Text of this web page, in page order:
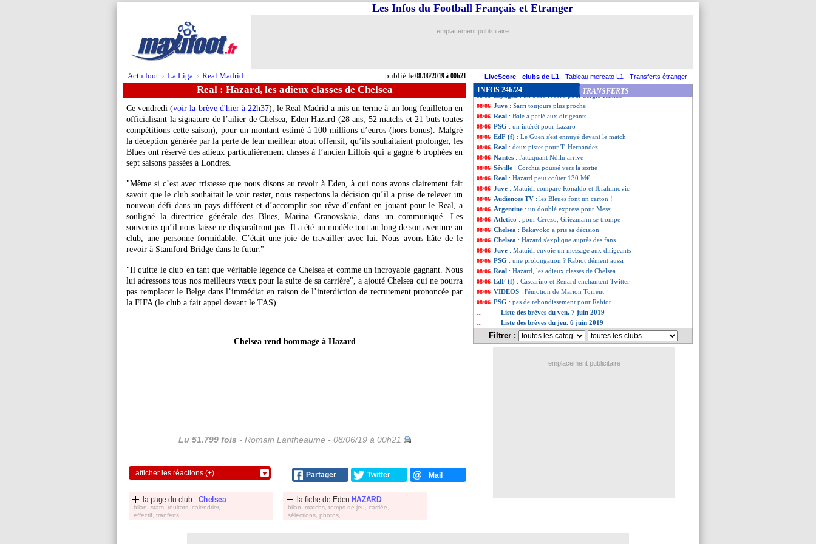
Actu foot > La Liga > Real Madrid publié le08/06/2019 à 00h21
Les Infos du Football Français et Etranger
emplacement publicitaire
LiveScore - clubs de L1 - Tableau mercato L1 - Transferts étranger
Real : Hazard, les adieux classes de Chelsea
Ce vendredi (voir la brève d'hier à 22h37), le Real Madrid a mis un terme à un long feuilleton en
officialisant la signature de l’ailier de Chelsea, Eden Hazard (28 ans, 52 matchs et 21 buts toutes
compétitions cette saison), pour un montant estimé à 100 millions d’euros (hors bonus). Malgré
la déception générée par la perte de leur meilleur atout offensif, qu’ils souhaitaient prolonger, les
Blues ont réservé des adieux particulièrement classes à l’ancien Lillois qui a gagné 6 trophées en
sept saisons passées à Londres.
"Même si c’est avec tristesse que nous disons au revoir à Eden, à qui nous avons clairement fait
savoir que le club souhaitait le voir rester, nous respectons la décision qu’il a prise de relever un
nouveau défi dans un pays différent et d’accomplir son rêve d’enfant en jouant pour le Real, a
souligné la directrice générale des Blues, Marina Granovskaia, dans un communiqué. Les
souvenirs qu’il nous laisse ne disparaîtront pas. Il a été un modèle tout au long de son aventure au
club, une personne formidable. C’était une joie de travailler avec lui. Nous avons hâte de le
revoir à Stamford Bridge dans le futur."
"Il quitte le club en tant que véritable légende de Chelsea et comme un incroyable gagnant. Nous
lui adressons tous nos meilleurs vœux pour la suite de sa carrière", a ajouté Chelsea qui ne pourra
pas remplacer le Belge dans l’immédiat en raison de l’interdiction de recrutement prononcée par
la FIFA (le club a fait appel devant le TAS).
Chelsea rend hommage à Hazard
Lu 51.799 fois - Romain Lantheaume - 08/06/19 à 00h21
afficher les réactions (+) Partager Twitter Mail
la page du club : Chelsea
bilan, stats, réultats, calendrier,
effectif, tranferts, ...
la fiche de Eden HAZARD
bilan, matchs, temps de jeu, carriée,
sélections, photos, ...
INFOS 24h/24 TRANSFERTS
08/06 CdM (f): l'Allemagne assure contre la Chine
08/06 Atletico : Gelson Martins refuse de revenir
08/06 EdF: Lloris s’attend à une grosse ambiance
08/06 Parme: un retour de Buffon à l'étude
08/06 FFF: un Trophée des Championnes en 2019-2020
: un beau record pour Sergio Ramos
08/06 Juve : Sarri toujours plus proche
08/06 Real : Bale a parlé aux dirigeants
08/06 PSG : un intérêt pour Lazaro
08/06 EdF (f) : Le Guen s'est ennuyé devant le match
08/06 Real : deux pistes pour T. Hernandez
08/06 Nantes : l'attaquant Ndilu arrive
08/06 Séville : Corchia poussé vers la sortie
08/06 Real : Hazard peut coûter 130 M€
08/06 Juve : Matuidi compare Ronaldo et Ibrahimovic
08/06 Audiences TV : les Bleues font un carton !
08/06 Argentine : un doublé express pour Messi
08/06 Atletico : pour Cerezo, Griezmann se trompe
08/06 Chelsea : Bakayoko a pris sa décision
08/06 Chelsea : Hazard s'explique auprès des fans
08/06 Juve : Matuidi envoie un message aux dirigeants
08/06 PSG : une prolongation ? Rabiot dément aussi
08/06 Real : Hazard, les adieux classes de Chelsea
08/06 EdF (f) : Cascarino et Renard enchantent Twitter
08/06 VIDEOS : l'émotion de Marion Torrent
08/06 PSG : pas de rebondissement pour Rabiot
Liste des brèves du ven. 7 juin 2019
Liste des brèves du jeu. 6 juin 2019
Filtrer :
emplacement publicitaire